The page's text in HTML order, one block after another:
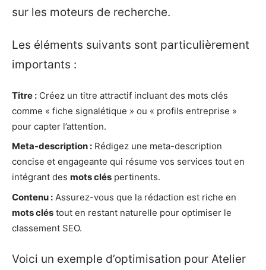
sur les moteurs de recherche.
Les éléments suivants sont particulièrement
importants :
Titre : Créez un titre attractif incluant des mots clés
comme « fiche signalétique » ou « profils entreprise »
pour capter l’attention.
Meta-description : Rédigez une meta-description
concise et engageante qui résume vos services tout en
intégrant des mots clés pertinents.
Contenu : Assurez-vous que la rédaction est riche en
mots clés tout en restant naturelle pour optimiser le
classement SEO.
Voici un exemple d’optimisation pour Atelier